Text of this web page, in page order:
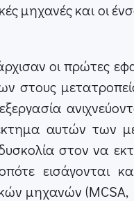
μηχανές και οι
οι πρώτες
αυτών των
στον να
εισάγονται
μηχανών